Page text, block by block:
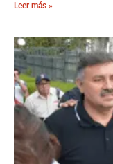
Leer más »